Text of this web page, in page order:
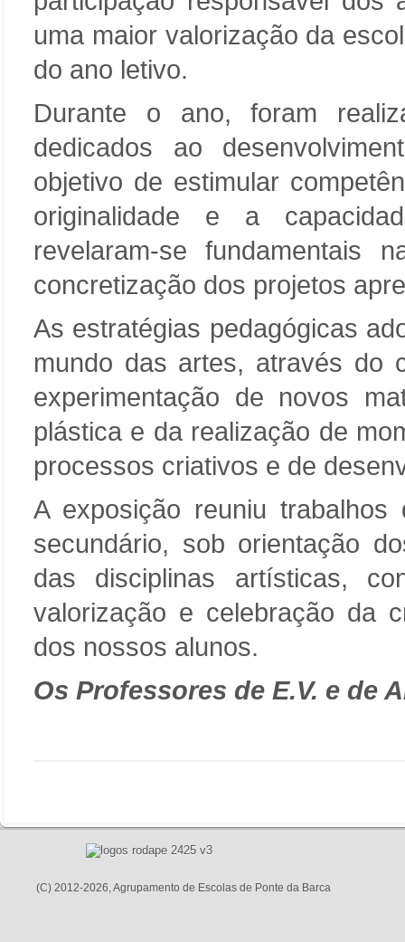
uma maior valorização da
do ano letivo.
Durante o ano, foram
dedicados ao
objetivo de estimular
originalidade e a
revelaram-se fundamentais
concretização dos projetos
As estratégias pedagógicas
mundo das artes, através do
experimentação de novos
plástica e da realização de
processos criativos e de
A exposição reuniu
secundário, sob orientação
das disciplinas artísticas,
valorização e celebração da
dos nossos alunos.
Os Professores de E.V. e de
(C) 2012-2026, Agrupamento de Escolas de Ponte da Barca